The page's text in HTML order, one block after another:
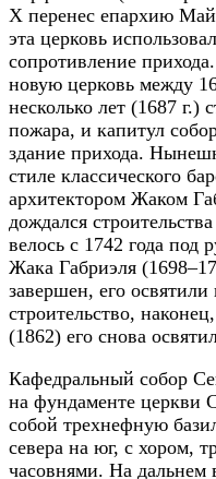
X перенес епархию
эта церковь
сопротивление
новую церковь между
несколько лет (1687 г.)
пожара, и капитул
здание прихода.
стиле классического
архитектором Жаком
дождался
велось с 1742 года под
Жака Габриэля
завершен, его
строительство,
(1862) его снова
Кафедральный собор
на фундаменте церкви
собой трехнефную
севера на юг, с хором,
часовнями. На дальнем